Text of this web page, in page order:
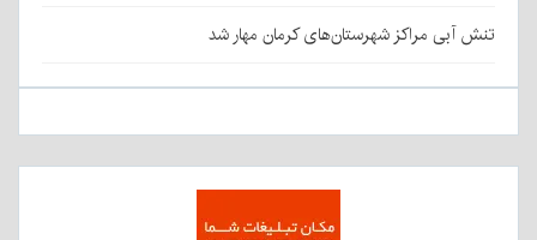
تنش آبی مراکز شهرستان‌های کرمان مهار شد